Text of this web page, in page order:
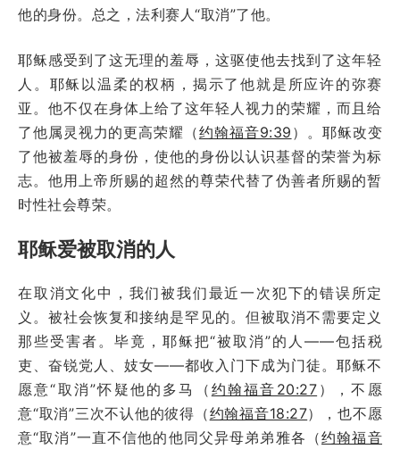
他的身份。总之，法利赛人“取消”了他。
耶稣感受到了这无理的羞辱，这驱使他去找到了这年轻
人。耶稣以温柔的权柄，揭示了他就是所应许的弥赛
亚。他不仅在身体上给了这年轻人视力的荣耀，而且给
了他属灵视力的更高荣耀（约翰福音9:39 ）。耶稣改变
了他被羞辱的身份，使他的身份以认识基督的荣誉为标
志。他用上帝所赐的超然的尊荣代替了伪善者所赐的暂
时性社会尊荣。
耶稣爱被取消的人
在取消文化中，我们被我们最近一次犯下的错误所定
义。被社会恢复和接纳是罕见的。但被取消不需要定义
那些受害者。毕竟，耶稣把“被取消”的人——包括税
吏、奋锐党人、妓女——都收入门下成为门徒。耶稣不
愿意“取消”怀疑他的多马（ 约翰福音20:27 ），不愿
意“取消”三次不认他的彼得（约翰福音18:27），也不愿
意“取消”一直不信他的他同父异母弟弟雅各（约翰福音